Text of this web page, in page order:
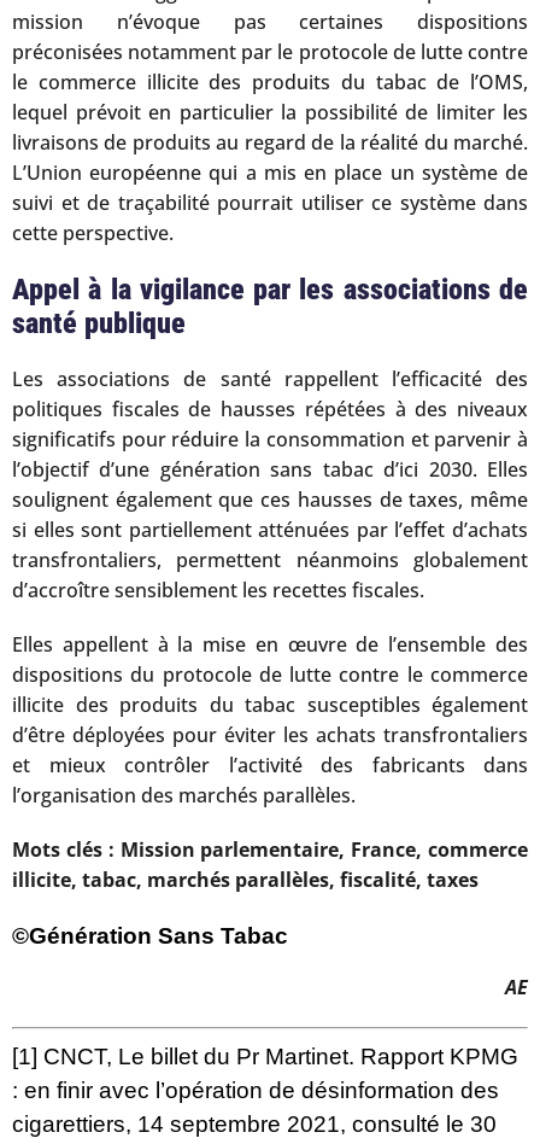
mission n’évoque pas certaines dispositions
préconisées notamment par le protocole de lutte contre
le commerce illicite des produits du tabac de l’OMS,
lequel prévoit en particulier la possibilité de limiter les
livraisons de produits au regard de la réalité du marché.
L’Union européenne qui a mis en place un système de
suivi et de traçabilité pourrait utiliser ce système dans
cette perspective.
Appel à la vigilance par les associations de
santé publique
Les associations de santé rappellent l’efficacité des
politiques fiscales de hausses répétées à des niveaux
significatifs pour réduire la consommation et parvenir à
l’objectif d’une génération sans tabac d’ici 2030. Elles
soulignent également que ces hausses de taxes, même
si elles sont partiellement atténuées par l’effet d’achats
transfrontaliers, permettent néanmoins globalement
d’accroître sensiblement les recettes fiscales.
Elles appellent à la mise en œuvre de l’ensemble des
dispositions du protocole de lutte contre le commerce
illicite des produits du tabac susceptibles également
d’être déployées pour éviter les achats transfrontaliers
et mieux contrôler l’activité des fabricants dans
l’organisation des marchés parallèles.
Mots clés : Mission parlementaire, France, commerce
illicite, tabac, marchés parallèles, fiscalité, taxes
©Génération Sans Tabac
AE
[1] CNCT, Le billet du Pr Martinet. Rapport KPMG
: en finir avec l’opération de désinformation des
cigarettiers, 14 septembre 2021, consulté le 30